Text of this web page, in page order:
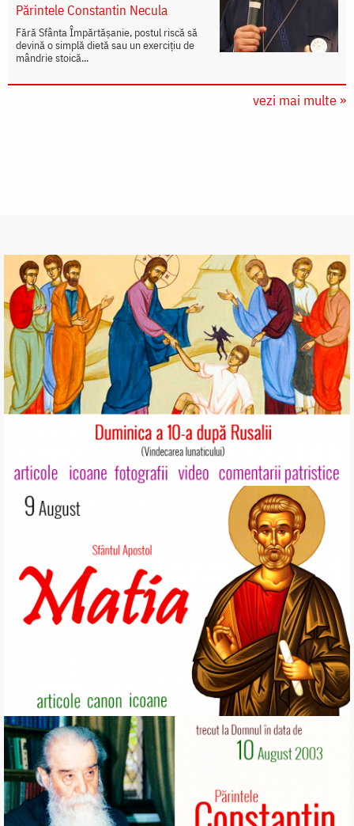
Părintele Constantin Necula
Fără Sfânta Împărtășanie, postul riscă să
devină o simplă dietă sau un exercițiu de
mândrie stoică...
vezi mai multe »